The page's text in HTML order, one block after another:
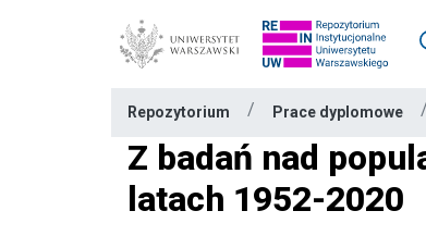
Repozytorium Prace dyplomowe
Z badań nad
latach 1952-2020